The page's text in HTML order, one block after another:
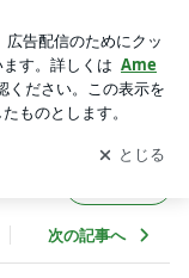
リーファンクラブブ
を受け取りまし
開く
次の記事へ